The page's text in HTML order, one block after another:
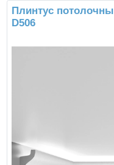
Плинтус
D506